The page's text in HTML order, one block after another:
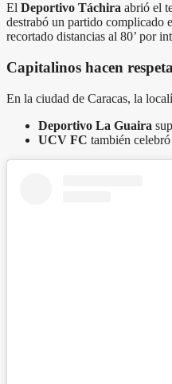
El Deportivo Táchira abrió el
destrabó un partido complicado
recortado distancias al 80’ por
Capitalinos hacen
En la ciudad de Caracas, la
Deportivo La Guaira
UCV FC también